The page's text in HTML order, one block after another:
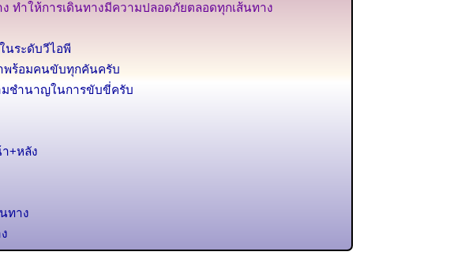
ทำให้การเดินทางมีความปลอดภัยตลอดทุกเส้นทาง
นระดับวีไอพี
าพร้อมคนขับทุกคันครับ
มชำนาญในการขับขี่ครับ
+หลัง
ทาง